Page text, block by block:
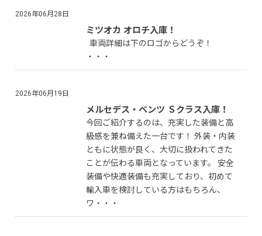
ミツオカ オロチ入庫！
車両詳細は下のロゴからどうぞ！
・・・
2026年06月28日
メルセデス・ベンツ Ｓクラス入庫！
今回ご紹介するのは、充実した装備と高
級感を兼ね備えた一台です！ 外装・内装
ともに状態が良く、大切に扱われてきた
ことが伝わる車両となっています。 安全
装備や快適装備も充実しており、初めて
輸入車を検討している方はもちろん、
ワ・・・
2026年06月19日